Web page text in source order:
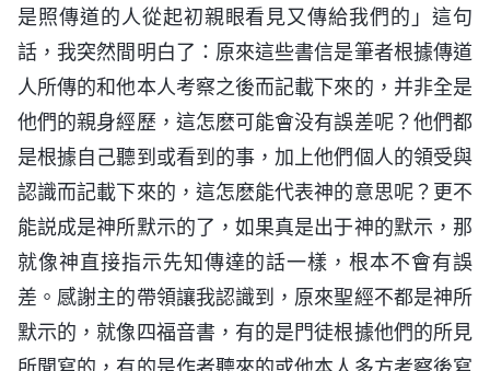
是照傳道的人從起初親眼看見又傳給我們的」這句
話，我突然間明白了：原來這些書信是筆者根據傳道
人所傳的和他本人考察之後而記載下來的，并非全是
他們的親身經歷，這怎麽可能會没有誤差呢？他們都
是根據自己聽到或看到的事，加上他們個人的領受與
認識而記載下來的，這怎麽能代表神的意思呢？更不
能説成是神所默示的了，如果真是出于神的默示，那
就像神直接指示先知傳達的話一樣，根本不會有誤
差。感謝主的帶領讓我認識到，原來聖經不都是神所
默示的，就像四福音書，有的是門徒根據他們的所見